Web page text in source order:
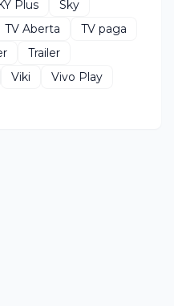
Plus
Sky
TV Aberta
TV paga
Trailer
Viki
Vivo Play